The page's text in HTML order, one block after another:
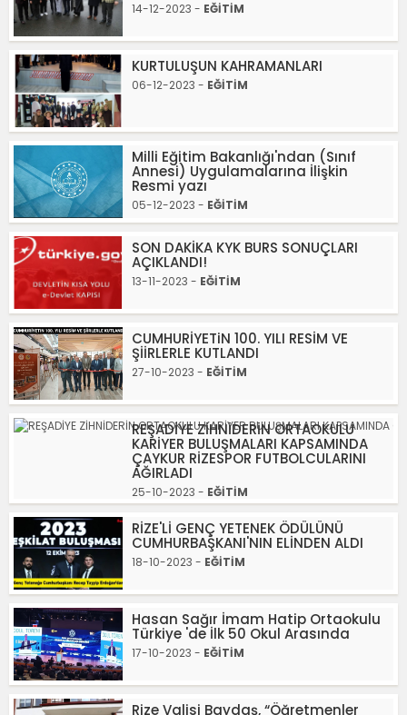
14-12-2023 - EĞİTİM
KURTULUŞUN KAHRAMANLARI
06-12-2023 - EĞİTİM
Milli Eğitim Bakanlığı'ndan (Sınıf
Annesi) Uygulamalarına İlişkin
Resmi yazı
05-12-2023 - EĞİTİM
SON DAKİKA KYK BURS SONUÇLARI
AÇIKLANDI!
13-11-2023 - EĞİTİM
CUMHURİYETiN 100. YILI RESİM VE
ŞİİRLERLE KUTLANDI
27-10-2023 - EĞİTİM
REŞADİYE ZİHNİDERİN ORTAOKULU
KARİYER BULUŞMALARI KAPSAMINDA
ÇAYKUR RİZESPOR FUTBOLCULARINI
AĞIRLADI
25-10-2023 - EĞİTİM
RİZE'Lİ GENÇ YETENEK ÖDÜLÜNÜ
CUMHURBAŞKANI'NIN ELİNDEN ALDI
18-10-2023 - EĞİTİM
Hasan Sağır İmam Hatip Ortaokulu
Türkiye 'de İlk 50 Okul Arasında
17-10-2023 - EĞİTİM
Rize Valisi Baydaş, “Öğretmenler